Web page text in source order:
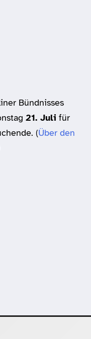
Bündnisses
21. Juli für
(Über den